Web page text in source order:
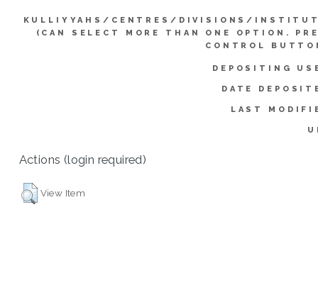
KULLIYYAHS/CENTRES/DIVISIONS/
(CAN SELECT MORE THAN ONE OPTION.
CONTROL
DEPOSITING
DATE
LAST
Actions (login required)
View Item